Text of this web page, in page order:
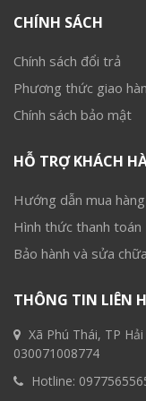
CHÍNH SÁCH
Chính sách đổi trả
Phương thức giao
Chính sách bảo mật
HỖ TRỢ KHÁCH
Hướng dẫn mua hàng
Hình thức thanh toán
Bảo hành và sửa chữa
THÔNG TIN LIÊN
Xã Phú Thái, TP
030071008774
Hotline: